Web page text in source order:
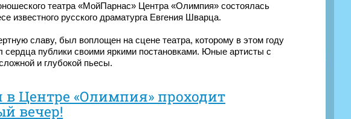
театра «МойПарнас» Центра «Олимпия» состоялась
известного русского драматурга Евгения Шварца.
славу, был воплощен на сцене театра, которому в этом году
сердца публики своими яркими постановками. Юные артисты с
и глубокой пьесы.
в Центре «Олимпия» проходит
вечер!